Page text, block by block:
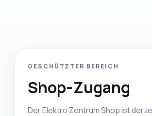
GESCHÜTZTER BEREICH
Shop-Zugang
Der Elektro Zentrum Shop ist